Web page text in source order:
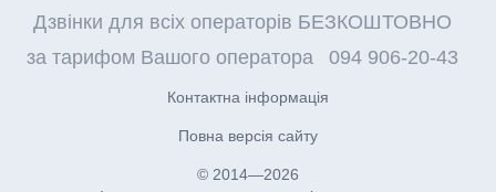
Дзвінки для всіх операторів БЕЗКОШТОВНО
за тарифом Вашого оператора
094 906-20-43
Контактна інформація
Повна версія сайту
© 2014—2026